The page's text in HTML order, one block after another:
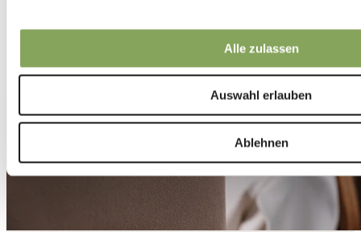
Alle zulassen
Auswahl erlauben
Ablehnen